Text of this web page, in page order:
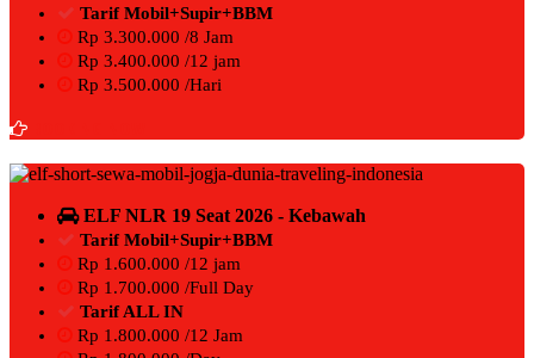
Tarif Mobil+Supir+BBM
Rp 3.300.000 /8 Jam
Rp 3.400.000 /12 jam
Rp 3.500.000 /Hari
ELF NLR 19 Seat 2026 - Kebawah
Tarif Mobil+Supir+BBM
Rp 1.600.000 /12 jam
Rp 1.700.000 /Full Day
Tarif ALL IN
Rp 1.800.000 /12 Jam